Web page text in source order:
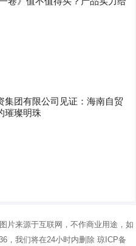
集团有限公司见证：海南自贸
璀璨明珠
片来源于互联网，不作商业用途，如
，我们将在24小时内删除 琼ICP备